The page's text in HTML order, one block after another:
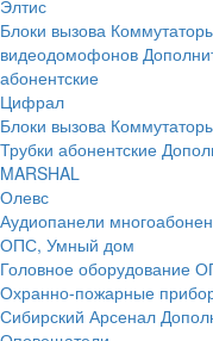
Элтис
Блоки вызова
видеодомофонов
абонентские
Цифрал
Блоки вызова
Трубки абонентские
MARSHAL
Олевс
Аудиопанели
ОПС, Умный дом
Головное оборудование
Охранно-пожарные
Сибирский Арсенал